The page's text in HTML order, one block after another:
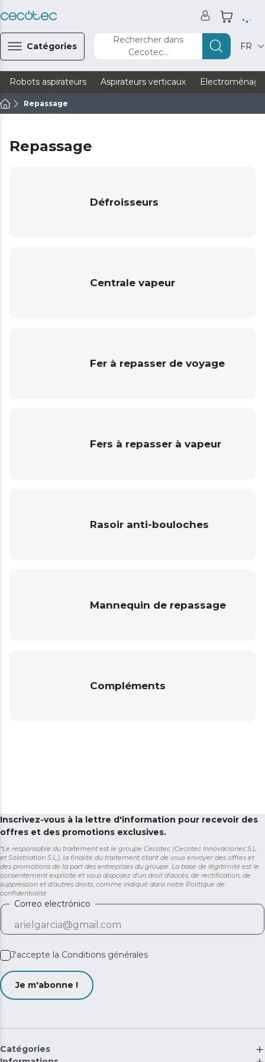
Catégories
Rechercher dans
Cecotec...
FR
Robots aspirateurs Aspirateurs verticaux
Repassage
Repassage
Défroisseurs
Centrale vapeur
Fer à repasser de voyage
Fers à repasser à vapeur
Rasoir anti-bouloches
Mannequin de repassage
Compléments
Inscrivez-vous à la lettre d'information pour recevoir des
offres et des promotions exclusives.
*Le responsable du traitement est le groupe Cecotec (Cecotec Innovaciones S.L.
et Solotriatlon S.L.), la finalité du traitement étant de vous envoyer des offres et
des promotions de la part des entreprises du groupe. La base de légitimité est le
consentement explicite et vous disposez d'un droit d'accès, de rectification, de
suppression et d'autres droits, comme indiqué dans notre Politique de
confidentialité
Correo electrónico
J'accepte la Conditions générales
Je m'abonne !
Catégories